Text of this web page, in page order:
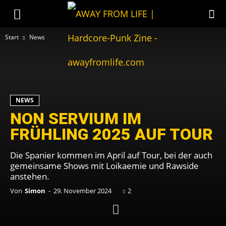
Start News
NEWS
NON SERVIUM IM
FRÜHLING 2025 AUF TOUR
Die Spanier kommen im April auf Tour, bei der auch
gemeinsame Shows mit Loikaemie und Rawside
anstehen.
Von Simon - 29. November 2024 2